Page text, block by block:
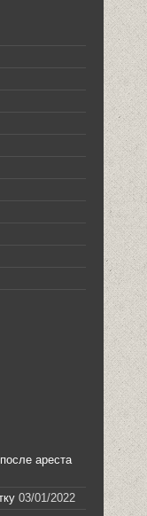
ареста
03/01/2022